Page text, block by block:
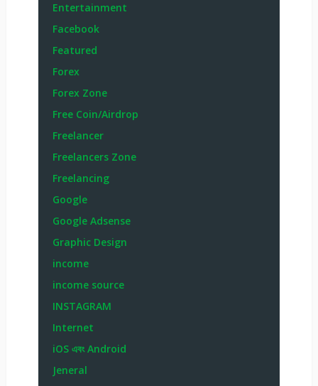
Entertainment
Facebook
Featured
Forex
Forex Zone
Free Coin/Airdrop
Freelancer
Freelancers Zone
Freelancing
Google
Google Adsense
Graphic Design
income
income source
INSTAGRAM
Internet
iOS এবং Android
Jeneral